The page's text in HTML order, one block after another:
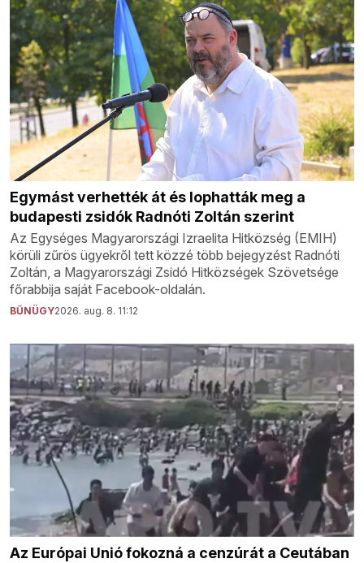
Egymást verhették át és lophatták meg a
budapesti zsidók Radnóti Zoltán szerint
Az Egységes Magyarországi Izraelita Hitközség (EMIH)
körüli zűrös ügyekről tett közzé több bejegyzést Radnóti
Zoltán, a Magyarországi Zsidó Hitközségek Szövetsége
főrabbija saját Facebook-oldalán.
BŰNÜGY2026. aug. 8. 11:12
Az Európai Unió fokozná a cenzúrát a Ceutában